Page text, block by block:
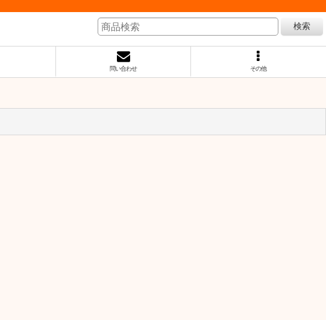
検索
問い合わせ その他